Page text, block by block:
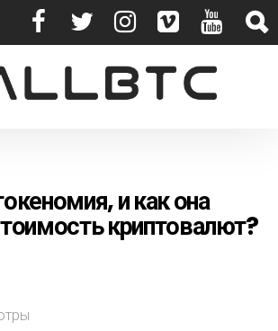
и как она
криптовалют?